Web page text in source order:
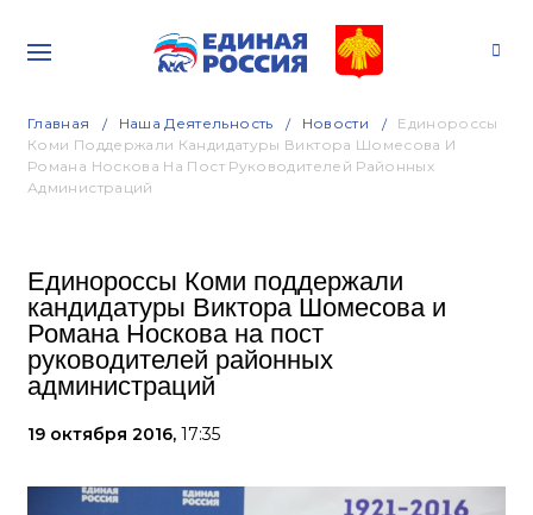
Главная Наша Деятельность Новости
Единороссы
Коми Поддержали Кандидатуры Виктора Шомесова И
Романа Носкова На Пост Руководителей Районных
Администраций
Единороссы Коми поддержали
кандидатуры Виктора Шомесова и
Романа Носкова на пост
руководителей районных
администраций
19 октября 2016, 17:35